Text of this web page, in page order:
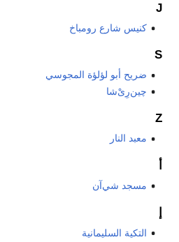
J
كنيس شارع رومباخ
S
ضريح أبو لؤلؤة المجوسي
چين‌رِىْ‌شا
Z
معبد النار
مسجد شي‌آن
إ
التكية السليمانية